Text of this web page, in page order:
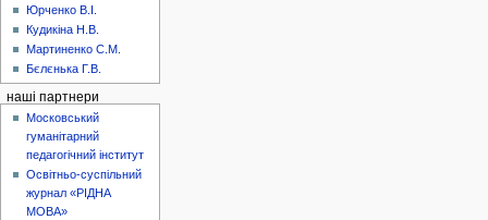
Юрченко В.І.
Кудикіна Н.В.
Мартиненко С.М.
Бєлєнька Г.В.
наші партнери
Московський
гуманітарний
педагогічний інститут
Освітньо-суспільний
журнал «РІДНА
МОВА»